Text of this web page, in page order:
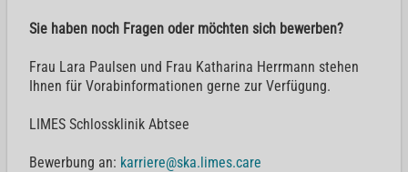
Sie haben noch Fragen oder möchten sich bewerben?
Frau Lara Paulsen und Frau Katharina Herrmann stehen
Ihnen für Vorabinformationen gerne zur Verfügung.
LIMES Schlossklinik Abtsee
Bewerbung an: karriere@ska.limes.care